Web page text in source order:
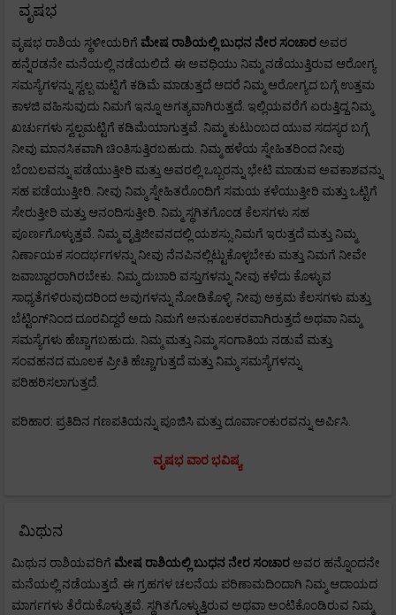
ವೃಷಭ
ವೃಷಭ ರಾಶಿಯ ಸ್ಥಳೀಯರಿಗೆ ಮೇಷ ರಾಶಿಯಲ್ಲಿ ಬುಧನ ನೇರ ಸಂಚಾರ ಅವರ
ಹನ್ನೆರಡನೇ ಮನೆಯಲ್ಲಿ ನಡೆಯಲಿದೆ. ಈ ಅವಧಿಯು ನಿಮ್ಮ ನಡೆಯುತ್ತಿರುವ ಆರೋಗ್ಯ
ಸಮಸ್ಯೆಗಳನ್ನು ಸ್ವಲ್ಪ ಮಟ್ಟಿಗೆ ಕಡಿಮೆ ಮಾಡುತ್ತದೆ ಆದರೆ ನಿಮ್ಮ ಆರೋಗ್ಯದ ಬಗ್ಗೆ ಉತ್ತಮ
ಕಾಳಜಿ ವಹಿಸುವುದು ನಿಮಗೆ ಇನ್ನೂ ಅಗತ್ಯವಾಗಿರುತ್ತದೆ. ಇಲ್ಲಿಯವರೆಗೆ ಏರುತ್ತಿದ್ದ ನಿಮ್ಮ
ಖರ್ಚುಗಳು ಸ್ವಲ್ಪಮಟ್ಟಿಗೆ ಕಡಿಮೆಯಾಗುತ್ತವೆ. ನಿಮ್ಮ ಕುಟುಂಬದ ಯುವ ಸದಸ್ಯರ ಬಗ್ಗೆ
ನೀವು ಮಾನಸಿಕವಾಗಿ ಚಿಂತಿಸುತ್ತಿರಬಹುದು. ನಿಮ್ಮ ಹಳೆಯ ಸ್ನೇಹಿತರಿಂದ ನೀವು
ಬೆಂಬಲವನ್ನು ಪಡೆಯುತ್ತೀರಿ ಮತ್ತು ಅವರಲ್ಲಿ ಒಬ್ಬರನ್ನು ಭೇಟಿ ಮಾಡುವ ಅವಕಾಶವನ್ನು
ಸಹ ಪಡೆಯುತ್ತೀರಿ. ನೀವು ನಿಮ್ಮ ಸ್ನೇಹಿತರೊಂದಿಗೆ ಸಮಯ ಕಳೆಯುತ್ತೀರಿ ಮತ್ತು ಒಟ್ಟಿಗೆ
ಸೇರುತ್ತೀರಿ ಮತ್ತು ಆನಂದಿಸುತ್ತೀರಿ. ನಿಮ್ಮ ಸ್ಥಗಿತಗೊಂಡ ಕೆಲಸಗಳು ಸಹ
ಪೂರ್ಣಗೊಳ್ಳುತ್ತವೆ. ನಿಮ್ಮ ವೃತ್ತಿಜೀವನದಲ್ಲಿ ಯಶಸ್ಸು ನಿಮಗೆ ಇರುತ್ತದೆ ಮತ್ತು ನಿಮ್ಮ
ನಿರ್ಣಾಯಕ ಸಂದರ್ಭಗಳನ್ನು ನೀವು ನೆನಪಿನಲ್ಲಿಟ್ಟುಕೊಳ್ಳಬೇಕು ಮತ್ತು ನಿಮಗೆ ನೀವೇ
ಜವಾಬ್ದಾರರಾಗಿರಬೇಕು. ನಿಮ್ಮ ದುಬಾರಿ ವಸ್ತುಗಳನ್ನು ನೀವು ಕಳೆದು ಕೊಳ್ಳುವ
ಸಾಧ್ಯತೆಗಳಿರುವುದರಿಂದ ಅವುಗಳನ್ನು ನೋಡಿಕೊಳ್ಳಿ. ನೀವು ಅಕ್ರಮ ಕೆಲಸಗಳು ಮತ್ತು
ಬೆಟ್ಟಿಂಗ್‌ನಿಂದ ದೂರವಿದ್ದರೆ ಅದು ನಿಮಗೆ ಅನುಕೂಲಕರವಾಗಿರುತ್ತದೆ ಅಥವಾ ನಿಮ್ಮ
ಸಮಸ್ಯೆಗಳು ಹೆಚ್ಚಾಗಬಹುದು. ನಿಮ್ಮ ಮತ್ತು ನಿಮ್ಮ ಸಂಗಾತಿಯ ನಡುವೆ ಮತ್ತು
ಸಂವಹನದ ಮೂಲಕ ಪ್ರೀತಿ ಹೆಚ್ಚಾಗುತ್ತದೆ ಮತ್ತು ನಿಮ್ಮ ಸಮಸ್ಯೆಗಳನ್ನು
ಪರಿಹರಿಸಲಾಗುತ್ತದೆ.
ಪರಿಹಾರ: ಪ್ರತಿದಿನ ಗಣಪತಿಯನ್ನು ಪೂಜಿಸಿ ಮತ್ತು ದೂರ್ವಾಂಕುರವನ್ನು ಅರ್ಪಿಸಿ.
ವೃಷಭ ವಾರ ಭವಿಷ್ಯ
ಮಿಥುನ
ಮಿಥುನ ರಾಶಿಯವರಿಗೆ ಮೇಷ ರಾಶಿಯಲ್ಲಿ ಬುಧನ ನೇರ ಸಂಚಾರ ಅವರ ಹನ್ನೊಂದನೇ
ಮನೆಯಲ್ಲಿ ನಡೆಯುತ್ತದೆ. ಈ ಗ್ರಹಗಳ ಚಲನೆಯ ಪರಿಣಾಮದಿಂದಾಗಿ ನಿಮ್ಮ ಆದಾಯದ
ಮಾರ್ಗಗಳು ತೆರೆದುಕೊಳ್ಳುತ್ತವೆ. ಸ್ಥಗಿತಗೊಳ್ಳುತ್ತಿರುವ ಅಥವಾ ಅಂಟಿಕೊಂಡಿರುವ ನಿಮ್ಮ